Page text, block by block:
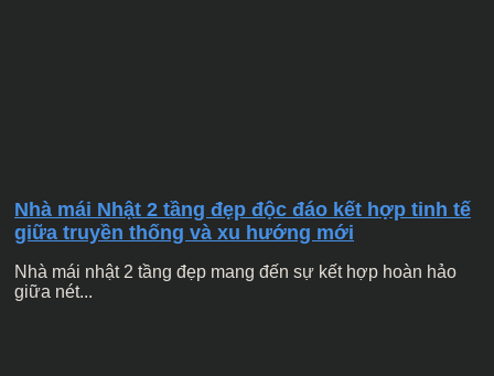
Nhà mái Nhật 2 tầng đẹp độc đáo kết hợp tinh tế
giữa truyền thống và xu hướng mới
Nhà mái nhật 2 tầng đẹp mang đến sự kết hợp hoàn hảo
giữa nét...